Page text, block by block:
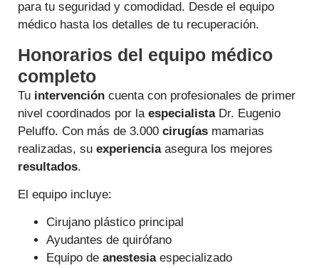
para tu seguridad y comodidad. Desde el equipo
médico hasta los detalles de tu recuperación.
Honorarios del equipo médico
completo
Tu intervención cuenta con profesionales de primer
nivel coordinados por la especialistaDr. Eugenio
Peluffo. Con más de 3.000 cirugías mamarias
realizadas, su experienciaasegura los mejores
resultados.
El equipo incluye:
Cirujano plástico principal
Ayudantes de quirófano
Equipo de anestesiaespecializado